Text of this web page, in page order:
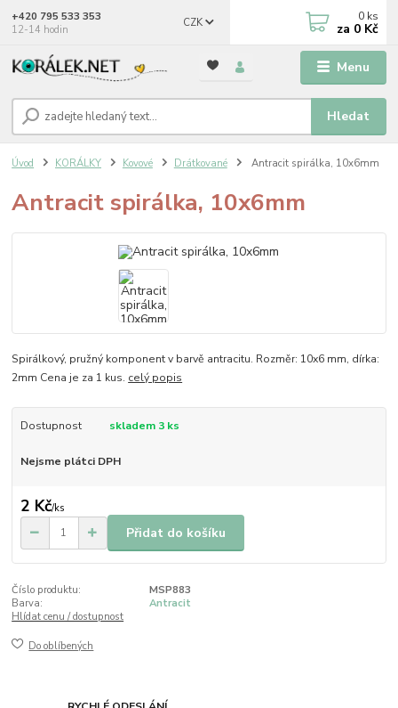
Menu
CZK
Hledat
+420 795 533 353
12-14 hodin
0 ks
za 0 Kč
Úvod KORÁLKY Kovové Drátkované Antracit spirálka, 10x6mm
Antracit spirálka, 10x6mm
Spirálkový, pružný komponent v barvě antracitu. Rozměr: 10x6 mm, dírka:
2mm Cena je za 1 kus. celý popis
Dostupnost skladem 3 ks
Nejsme plátci DPH
2 Kč/ks
Přidat do košíku
Číslo produktu:
MSP883
Barva:
Antracit
Hlídat cenu / dostupnost
Do oblíbených